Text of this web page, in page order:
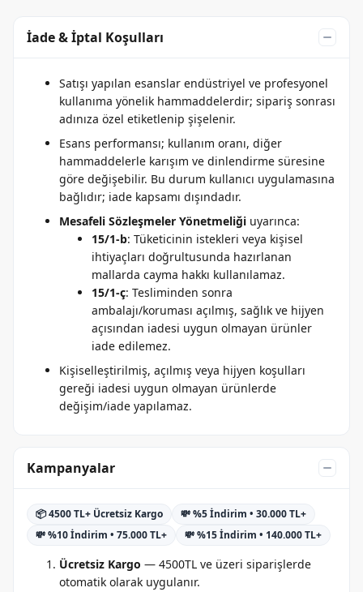
İade & İptal Koşulları
Satışı yapılan esanslar endüstriyel ve profesyonel
kullanıma yönelik hammaddelerdir; sipariş sonrası
adınıza özel etiketlenip şişelenir.
Esans performansı; kullanım oranı, diğer
hammaddelerle karışım ve dinlendirme süresine
göre değişebilir. Bu durum kullanıcı uygulamasına
bağlıdır; iade kapsamı dışındadır.
Mesafeli Sözleşmeler Yönetmeliği uyarınca:
15/1-b: Tüketicinin istekleri veya kişisel
ihtiyaçları doğrultusunda hazırlanan
mallarda cayma hakkı kullanılamaz.
15/1-ç: Tesliminden sonra
ambalajı/koruması açılmış, sağlık ve hijyen
açısından iadesi uygun olmayan ürünler
iade edilemez.
Kişiselleştirilmiş, açılmış veya hijyen koşulları
gereği iadesi uygun olmayan ürünlerde
değişim/iade yapılamaz.
Kampanyalar
📦 4500 TL+ Ücretsiz Kargo
💸 %5 İndirim • 30.000 TL+
💸 %10 İndirim • 75.000 TL+
💸 %15 İndirim • 140.000 TL+
Ücretsiz Kargo — 4500TL ve üzeri siparişlerde
otomatik olarak uygulanır.